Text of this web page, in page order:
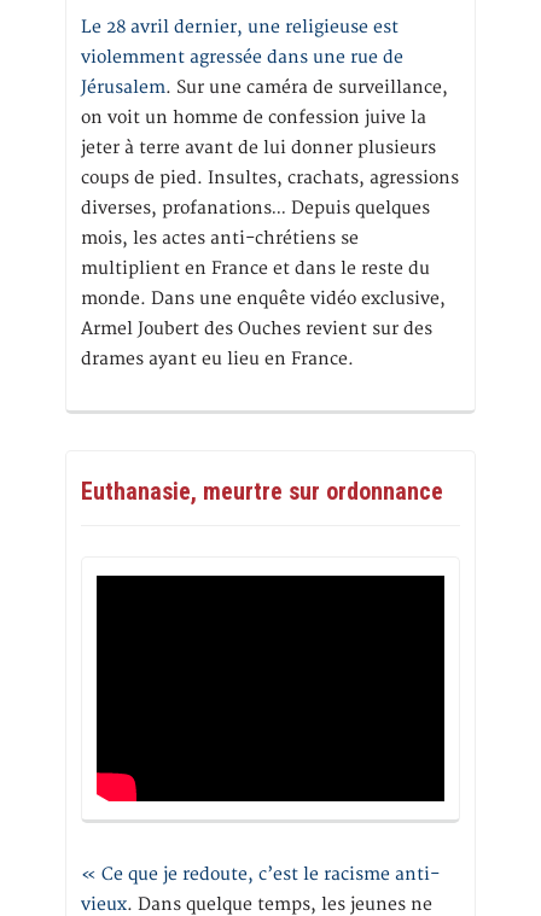
Le 28 avril dernier, une religieuse est
violemment agressée dans une rue de
Jérusalem. Sur une caméra de surveillance,
on voit un homme de confession juive la
jeter à terre avant de lui donner plusieurs
coups de pied. Insultes, crachats, agressions
diverses, profanations… Depuis quelques
mois, les actes anti-chrétiens se
multiplient en France et dans le reste du
monde. Dans une enquête vidéo exclusive,
Armel Joubert des Ouches revient sur des
drames ayant eu lieu en France.
Euthanasie, meurtre sur ordonnance
« Ce que je redoute, c’est le racisme anti-
vieux. Dans quelque temps, les jeunes ne